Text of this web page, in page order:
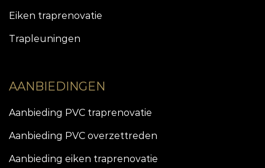
Eiken traprenovatie
Trapleuningen
AANBIEDINGEN
Aanbieding PVC traprenovatie
Aanbieding PVC overzettreden
Aanbieding eiken traprenovatie